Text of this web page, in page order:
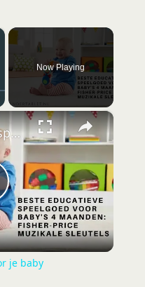
Now Playing
×
Leuk educatief speelgoed voor je baby
je baby